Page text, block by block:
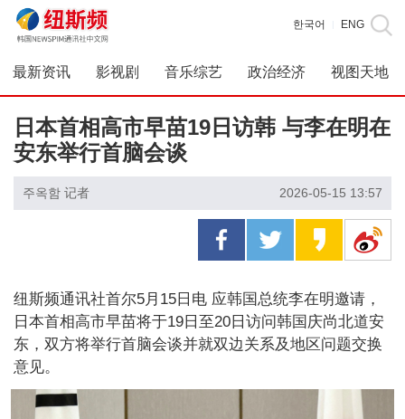
한국어 ENG
最新资讯 影视剧 音乐综艺 政治经济 视图天地
日本首相高市早苗19日访韩 与李在明在
安东举行首脑会谈
주옥함 记者 2026-05-15 13:57
纽斯频通讯社首尔5月15日电 应韩国总统李在明邀请，
日本首相高市早苗将于19日至20日访问韩国庆尚北道安
东，双方将举行首脑会谈并就双边关系及地区问题交换
意见。